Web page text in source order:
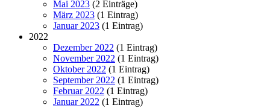
Mai 2023 (2 Einträge)
März 2023 (1 Eintrag)
Januar 2023 (1 Eintrag)
2022
Dezember 2022 (1 Eintrag)
November 2022 (1 Eintrag)
Oktober 2022 (1 Eintrag)
September 2022 (1 Eintrag)
Februar 2022 (1 Eintrag)
Januar 2022 (1 Eintrag)